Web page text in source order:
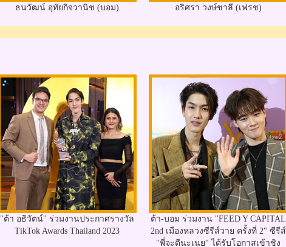
ธนวัฒน์ อุทัยกิจวานิช (บอม) อริศรา วงษ์ชาลี (เฟรช)
"ต้า อธิวัตน์" ร่วมงานประกาศรางวัล
TikTok Awards Thailand 2023
ต้า-บอม ร่วมงาน "FEED Y CAPITAL
2nd เมืองหลวงซีรีส์วาย ครั้งที่ 2" ซีรีส์
"พี่จะตีนะเนย" ได้รับโอกาสเข้าชิง